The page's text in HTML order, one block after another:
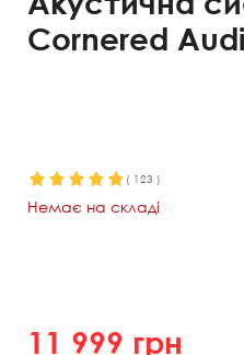
Cornered
( 123 )
Немає на складі
11 999 грн